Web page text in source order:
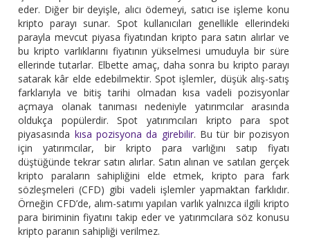
eder. Diğer bir deyişle, alıcı ödemeyi, satıcı ise işleme konu
kripto parayı sunar. Spot kullanıcıları genellikle ellerindeki
parayla mevcut piyasa fiyatından kripto para satın alırlar ve
bu kripto varlıklarını fiyatının yükselmesi umuduyla bir süre
ellerinde tutarlar. Elbette amaç, daha sonra bu kripto parayı
satarak kâr elde edebilmektir. Spot işlemler, düşük alış-satış
farklarıyla ve bitiş tarihi olmadan kısa vadeli pozisyonlar
açmaya olanak tanıması nedeniyle yatırımcılar arasında
oldukça popülerdir. Spot yatırımcıları kripto para spot
piyasasında kısa pozisyona da girebilir. Bu tür bir pozisyon
için yatırımcılar, bir kripto para varlığını satıp fiyatı
düştüğünde tekrar satın alırlar. Satın alınan ve satılan gerçek
kripto paraların sahipliğini elde etmek, kripto para fark
sözleşmeleri (CFD) gibi vadeli işlemler yapmaktan farklıdır.
Örneğin CFD’de, alım-satımı yapılan varlık yalnızca ilgili kripto
para biriminin fiyatını takip eder ve yatırımcılara söz konusu
kripto paranın sahipliği verilmez.